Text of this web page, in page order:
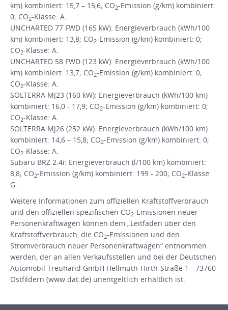
km) kombiniert: 15,7 – 15,6; CO2-Emission (g/km) kombiniert:
0; CO2-Klasse: A.
UNCHARTED 77 FWD (165 kW): Energieverbrauch (kWh/100
km) kombiniert: 13,8; CO2-Emission (g/km) kombiniert: 0;
CO2-Klasse: A.
UNCHARTED 58 FWD (123 kW): Energieverbrauch (kWh/100
km) kombiniert: 13,7; CO2-Emission (g/km) kombiniert: 0;
CO2-Klasse: A.
SOLTERRA MJ23 (160 kW): Energieverbrauch (kWh/100 km)
kombiniert: 16,0 - 17,9; CO2-Emission (g/km) kombiniert: 0;
CO2-Klasse: A.
SOLTERRA MJ26 (252 kW): Energieverbrauch (kWh/100 km)
kombiniert: 14,6 – 15,8; CO2-Emission (g/km) kombiniert: 0;
CO2-Klasse: A.
Subaru BRZ 2.4i: Energieverbrauch (l/100 km) kombiniert:
8,8; CO2-Emission (g/km) kombiniert: 199 - 200; CO2-Klasse:
G.
Weitere Informationen zum offiziellen Kraftstoffverbrauch
und den offiziellen spezifischen CO2-Emissionen neuer
Personenkraftwagen können dem „Leitfaden über den
Kraftstoffverbrauch, die CO2-Emissionen und den
Stromverbrauch neuer Personenkraftwagen“ entnommen
werden, der an allen Verkaufsstellen und bei der Deutschen
Automobil Treuhand GmbH Hellmuth-Hirth-Straße 1 - 73760
Ostfildern (www.dat.de) unentgeltlich erhältlich ist.